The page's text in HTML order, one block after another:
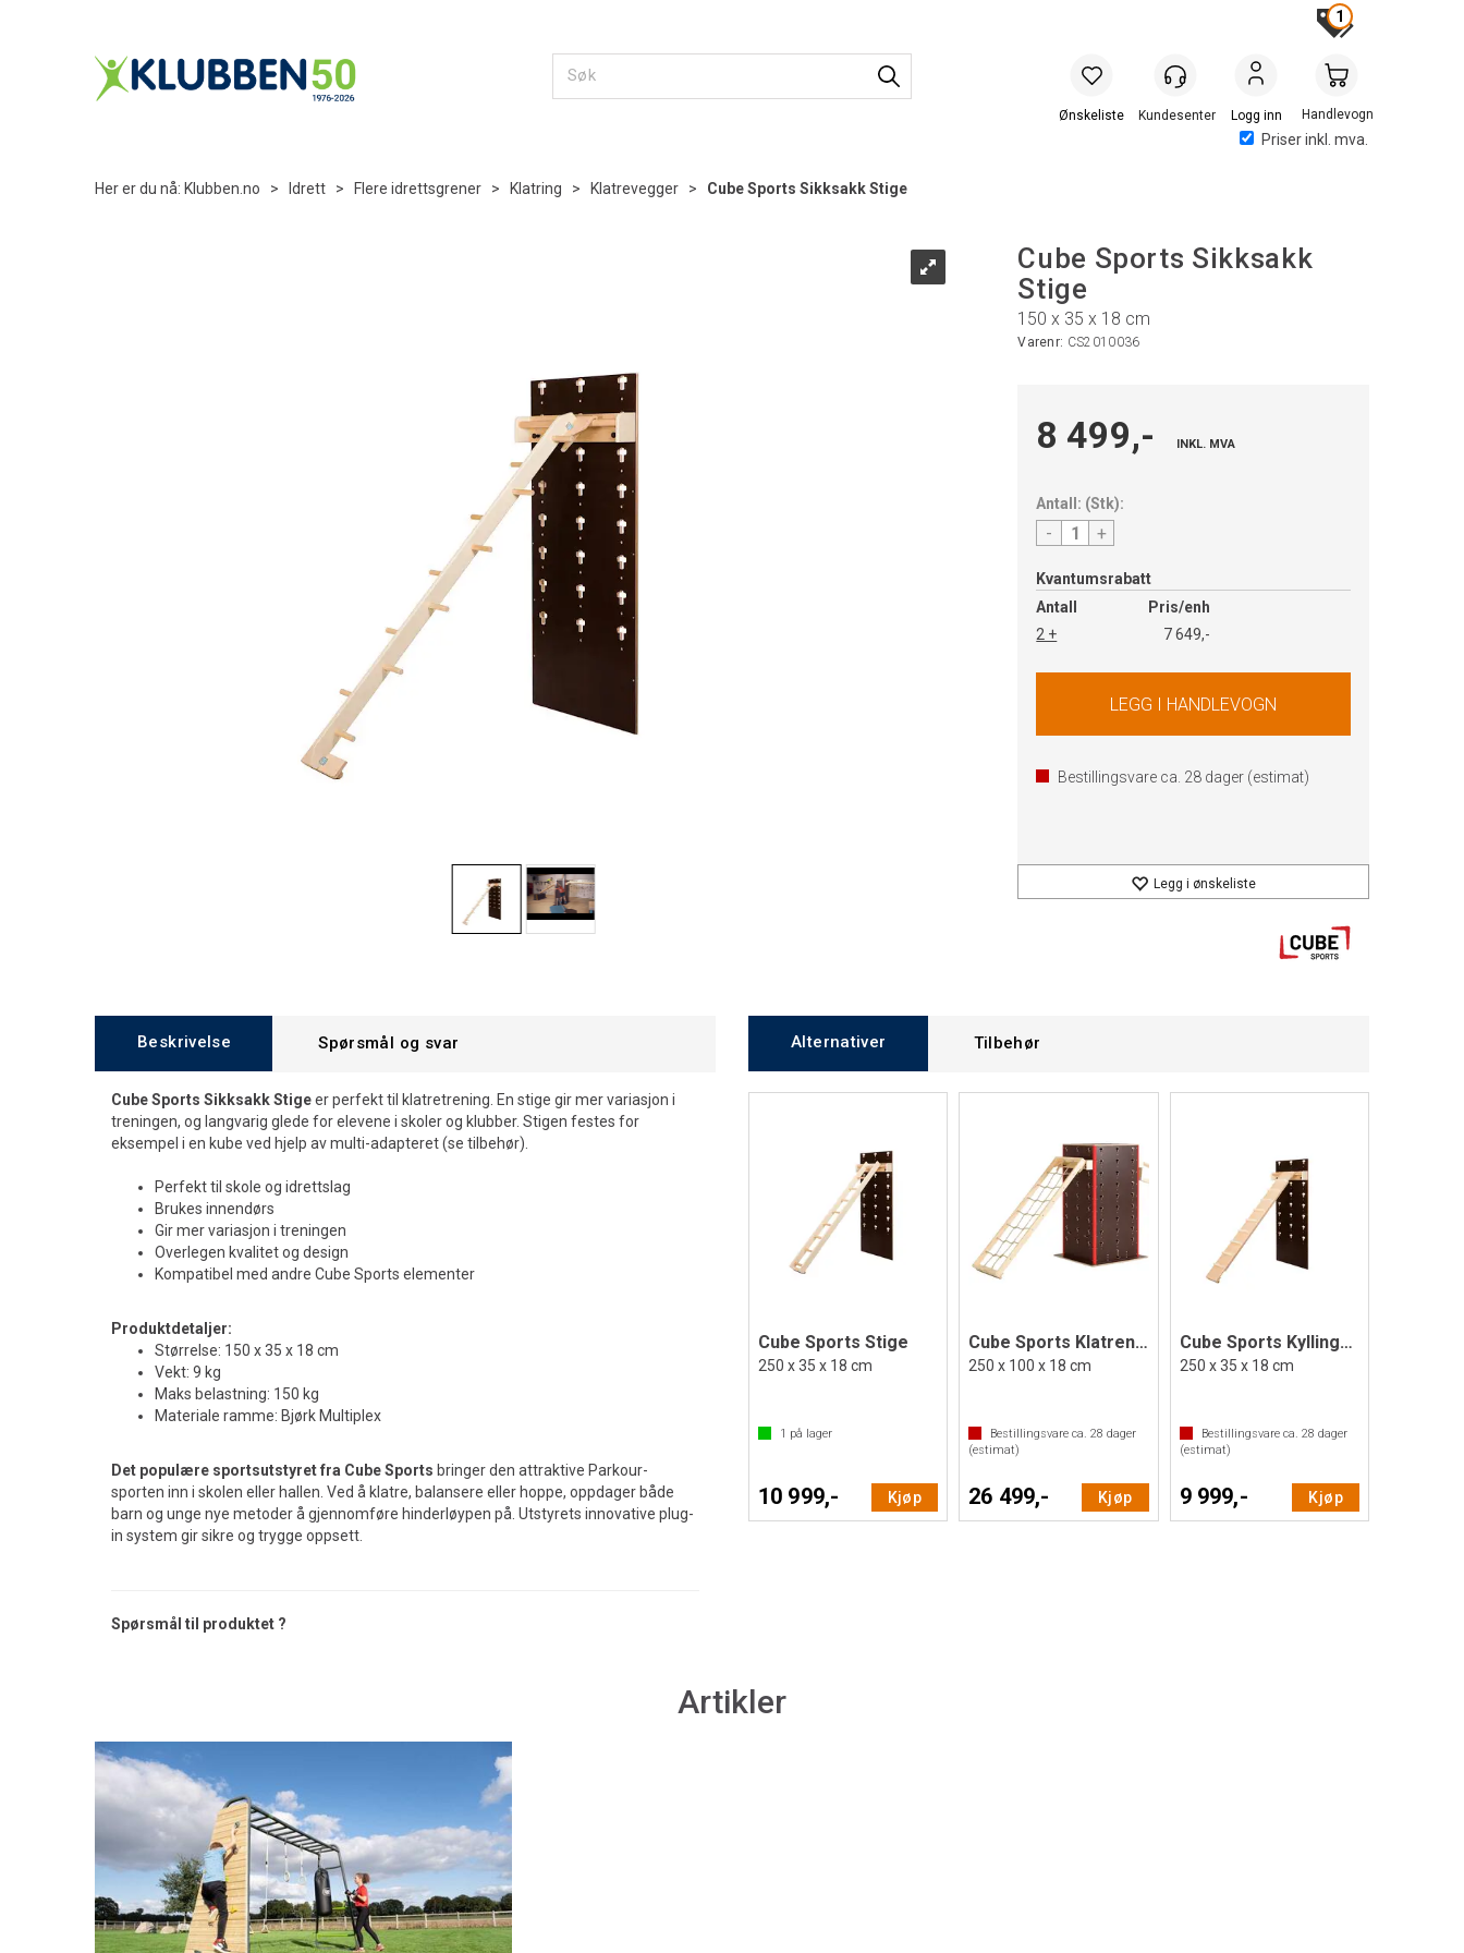
Priser inkl. mva.
Logg inn Handlevogn
1
Her er du nå: Klubben.no > Idrett > Flere idrettsgrener > Klatring > Klatrevegger > Cube Sports Sikksakk Stige
Cube Sports Sikksakk
Stige
150 x 35 x 18 cm
Varenr: CS2010036
8 499,- INKL. MVA
Antall: (Stk):
- +
Kvantumsrabatt
Antall
Pris/enh
2 +
7 649,-
Bestillingsvare ca. 28 dager (estimat)
Legg i ønskeliste
Beskrivelse Spørsmål og svar
Cube Sports Sikksakk Stigeer perfekt til klatretrening. En stige gir mer variasjon i
treningen, og langvarig glede for elevene i skoler og klubber. Stigen festes for
eksempel i en kube ved hjelp av multi-adapteret (se tilbehør).
Perfekt til skole og idrettslag
Brukes innendørs
Gir mer variasjon i treningen
Overlegen kvalitet og design
Kompatibel med andre Cube Sports elementer
Produktdetaljer:
Størrelse: 150 x 35 x 18 cm
Vekt: 9 kg
Maks belastning: 150 kg
Materiale ramme: Bjørk Multiplex
Det populære sportsutstyret fra Cube Sports bringer den attraktive Parkour-
sporten inn i skolen eller hallen. Ved å klatre, balansere eller hoppe, oppdager både
barn og unge nye metoder å gjennomføre hinderløypen på. Utstyrets innovative plug-
in system gir sikre og trygge oppsett.
Spørsmål til produktet ?
Alternativer Tilbehør
Cube Sports Stige
250 x 35 x 18 cm
1 på lager
10 999,- Kjøp
Cube Sports Klatrenett
250 x 100 x 18 cm
Bestillingsvare ca.28 dager
(estimat)
26 499,- Kjøp
Cube Sports Kyllingstige
250 x 35 x 18 cm
Bestillingsvare ca. 28 dager
(estimat)
9 999,- Kjøp
Artikler